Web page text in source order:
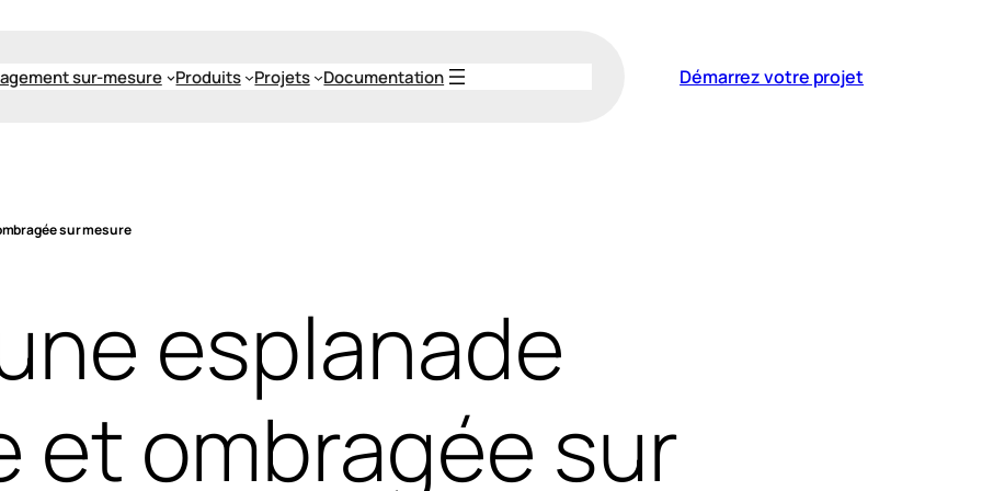
sur-mesure Produits Projets Documentation Démarrez votre projet
sur mesure
esplanade
et ombragée sur